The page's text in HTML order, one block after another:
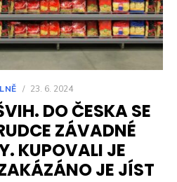
/ 23. 6. 2024
DO ČESKA SE
ZÁVADNÉ
KUPOVALI JE
JE JÍST